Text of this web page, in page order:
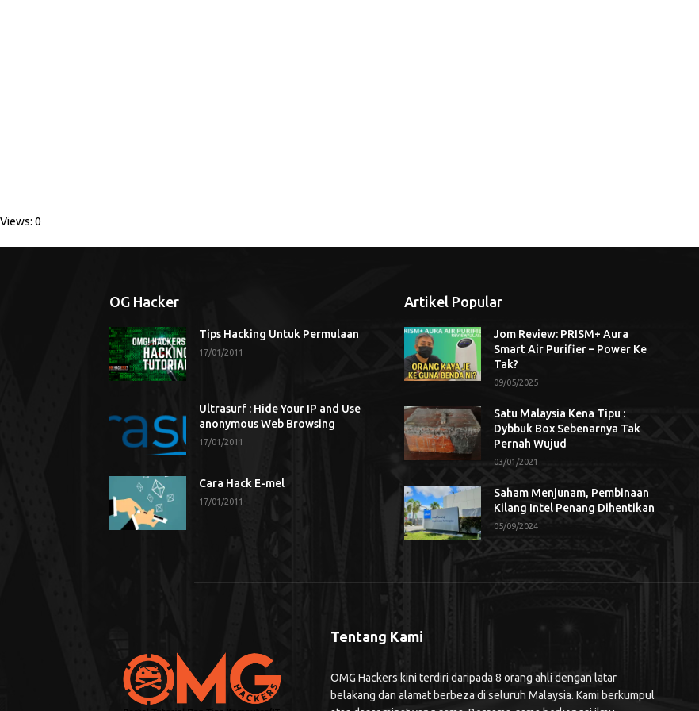
Views: 0
OG Hacker
Tips Hacking Untuk Permulaan
17/01/2011
Ultrasurf : Hide Your IP and Use
anonymous Web Browsing
17/01/2011
Cara Hack E-mel
17/01/2011
Artikel Popular
Jom Review: PRISM+ Aura
Smart Air Purifier – Power Ke
Tak?
09/05/2025
Satu Malaysia Kena Tipu :
Dybbuk Box Sebenarnya Tak
Pernah Wujud
03/01/2021
Saham Menjunam, Pembinaan
Kilang Intel Penang Dihentikan
05/09/2024
Tentang Kami
OMG Hackers kini terdiri daripada 8 orang ahli dengan latar
belakang dan alamat berbeza di seluruh Malaysia. Kami berkumpul